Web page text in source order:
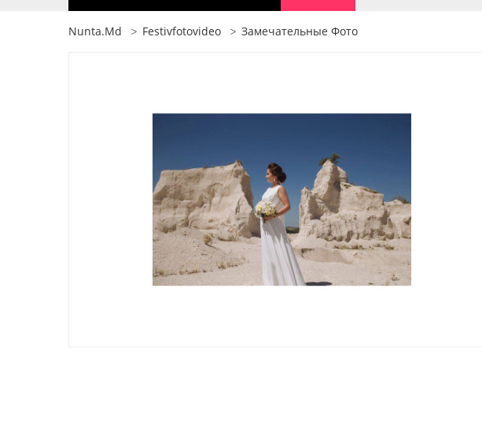
Nunta.md Festivfotovideo Замечательные Фото